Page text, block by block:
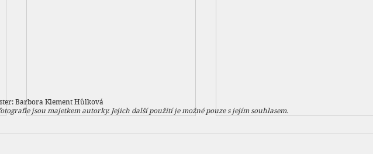
Barbora Klement Hůlková
jsou majetkem autorky. Jejich další použití je možné pouze s jejím souhlasem.